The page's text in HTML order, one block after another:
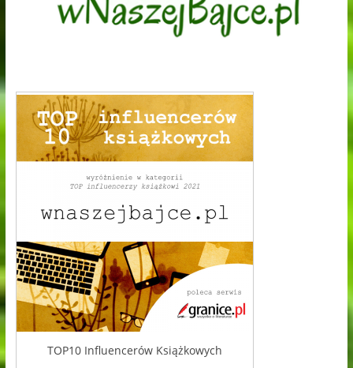
TOP10 Influencerów Książkowych